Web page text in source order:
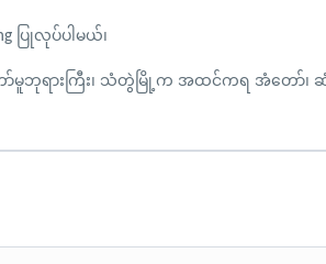
ပြုလုပ်ပါမယ်၊
ော်မူဘုရားကြီး၊ သံတွဲမြို့က အထင်ကရ အံတော်၊